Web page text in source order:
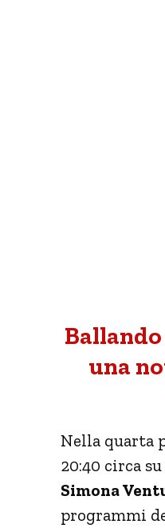
una
Nella quarta
20:40 circa su
Simona
programmi